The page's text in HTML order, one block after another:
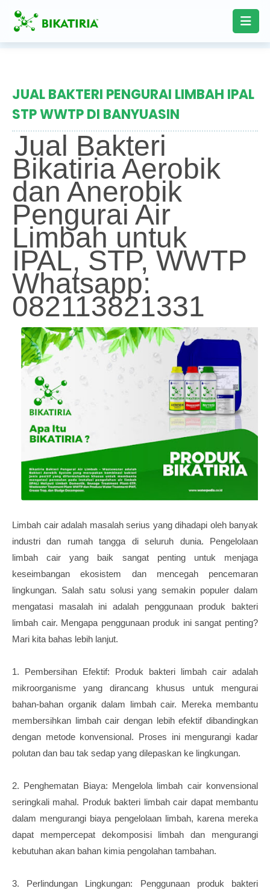
JUAL BAKTERI PENGURAI LIMBAH IPAL
STP WWTP DI BANYUASIN
Jual Bakteri
Bikatiria Aerobik
dan Anerobik
Pengurai Air
Limbah untuk
IPAL, STP, WWTP
Whatsapp:
082113821331
Limbah cair adalah masalah serius yang dihadapi oleh banyak
industri dan rumah tangga di seluruh dunia. Pengelolaan
limbah cair yang baik sangat penting untuk menjaga
keseimbangan ekosistem dan mencegah pencemaran
lingkungan. Salah satu solusi yang semakin populer dalam
mengatasi masalah ini adalah penggunaan produk bakteri
limbah cair. Mengapa penggunaan produk ini sangat penting?
Mari kita bahas lebih lanjut.
1. Pembersihan Efektif: Produk bakteri limbah cair adalah
mikroorganisme yang dirancang khusus untuk mengurai
bahan-bahan organik dalam limbah cair. Mereka membantu
membersihkan limbah cair dengan lebih efektif dibandingkan
dengan metode konvensional. Proses ini mengurangi kadar
polutan dan bau tak sedap yang dilepaskan ke lingkungan.
2. Penghematan Biaya: Mengelola limbah cair konvensional
seringkali mahal. Produk bakteri limbah cair dapat membantu
dalam mengurangi biaya pengelolaan limbah, karena mereka
dapat mempercepat dekomposisi limbah dan mengurangi
kebutuhan akan bahan kimia pengolahan tambahan.
3. Perlindungan Lingkungan: Penggunaan produk bakteri